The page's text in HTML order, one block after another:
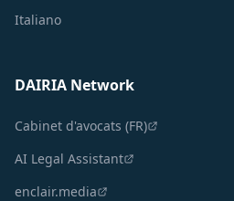
Italiano
DAIRIA Network
Cabinet d'avocats (FR)
AI Legal Assistant
enclair.media